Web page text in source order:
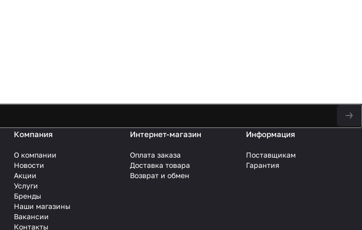
Компания
О компании
Новости
Акции
Услуги
Бренды
Наши магазины
Вакансии
Контакты
Интернет-магазин
Оплата заказа
Доставка товара
Возврат и обмен
Информация
Поставщикам
Гарантия